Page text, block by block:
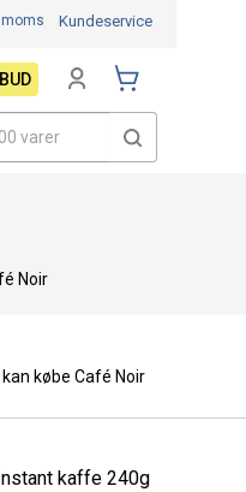
Noir
købe Café Noir
kaffe 240g
Kundeservice